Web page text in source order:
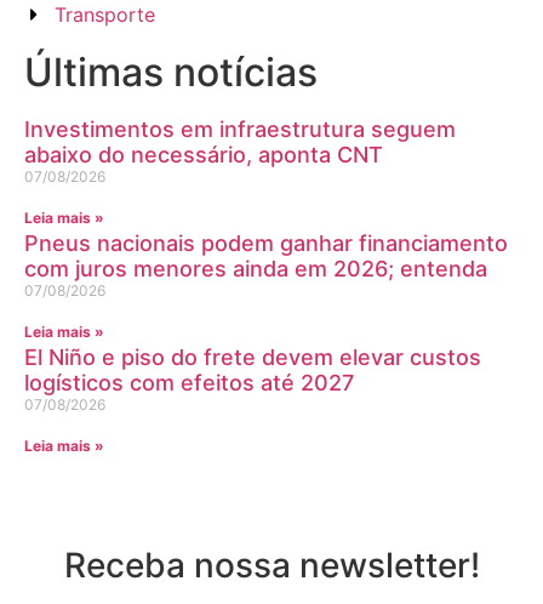
Transporte
Últimas notícias
Investimentos em infraestrutura seguem
abaixo do necessário, aponta CNT
07/08/2026
Leia mais »
Pneus nacionais podem ganhar financiamento
com juros menores ainda em 2026; entenda
07/08/2026
Leia mais »
El Niño e piso do frete devem elevar custos
logísticos com efeitos até 2027
07/08/2026
Leia mais »
Receba nossa newsletter!